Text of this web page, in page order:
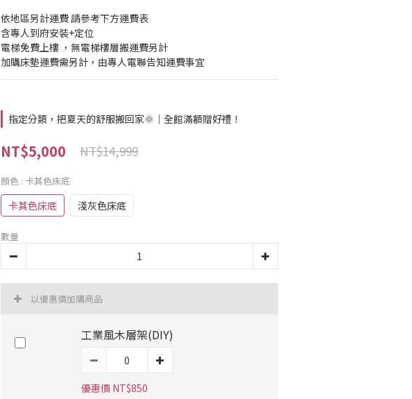
依地區另計運費 請參考下方運費表
含專人到府安裝+定位
電梯免費上樓 ，無電梯樓層搬運費另計
加購床墊運費需另計，由專人電聯告知運費事宜
指定分類，把夏天的舒服搬回家🌞｜全館滿額贈好禮！
NT$5,000 NT$14,999
顏色 : 卡其色床底
卡其色床底 淺灰色床底
數量
以優惠價加購商品
工業風木層架(DIY)
優惠價 NT$850